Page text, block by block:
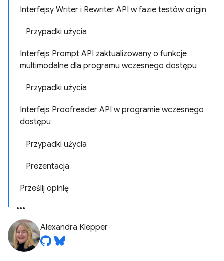
Interfejsy Writer i Rewriter API w fazie testów origin
Przypadki użycia
Interfejs Prompt API zaktualizowany o funkcje
multimodalne dla programu wczesnego dostępu
Przypadki użycia
Interfejs Proofreader API w programie wczesnego
dostępu
Przypadki użycia
Prezentacja
Prześlij opinię
Alexandra Klepper